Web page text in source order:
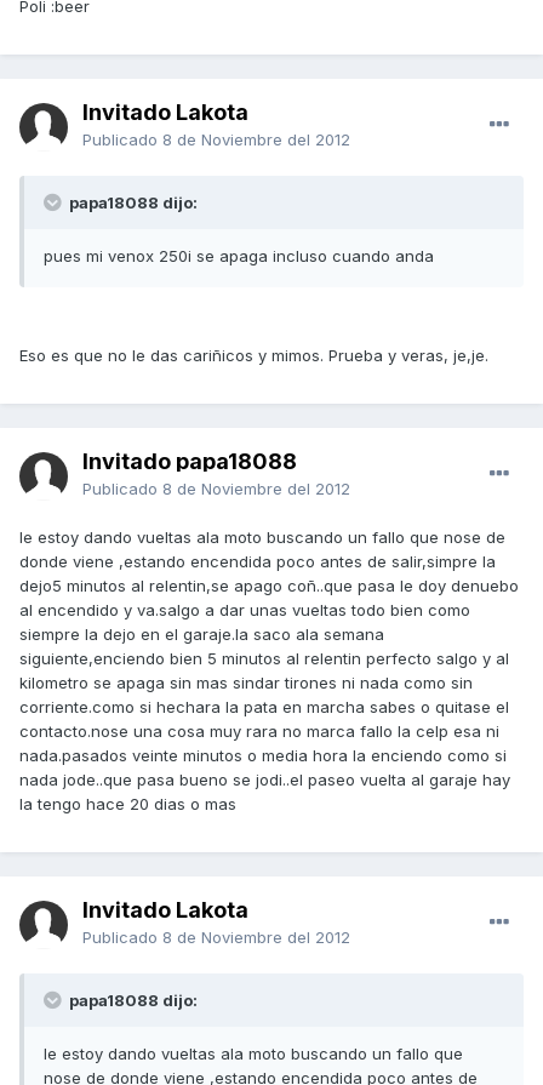
Poli :beer
Invitado Lakota
Publicado 8 de Noviembre del 2012
papa18088 dijo:
pues mi venox 250i se apaga incluso cuando anda
Eso es que no le das cariñicos y mimos. Prueba y veras, je,je.
Invitado papa18088
Publicado 8 de Noviembre del 2012
le estoy dando vueltas ala moto buscando un fallo que nose de
donde viene ,estando encendida poco antes de salir,simpre la
dejo5 minutos al relentin,se apago coñ..que pasa le doy denuebo
al encendido y va.salgo a dar unas vueltas todo bien como
siempre la dejo en el garaje.la saco ala semana
siguiente,enciendo bien 5 minutos al relentin perfecto salgo y al
kilometro se apaga sin mas sindar tirones ni nada como sin
corriente.como si hechara la pata en marcha sabes o quitase el
contacto.nose una cosa muy rara no marca fallo la celp esa ni
nada.pasados veinte minutos o media hora la enciendo como si
nada jode..que pasa bueno se jodi..el paseo vuelta al garaje hay
la tengo hace 20 dias o mas
Invitado Lakota
Publicado 8 de Noviembre del 2012
papa18088 dijo:
le estoy dando vueltas ala moto buscando un fallo que
nose de donde viene ,estando encendida poco antes de